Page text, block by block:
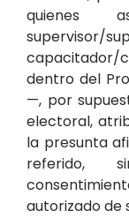
quienes
capacitador/
dentro del
—, por
electoral,
la presunta
referido,
autorizado de